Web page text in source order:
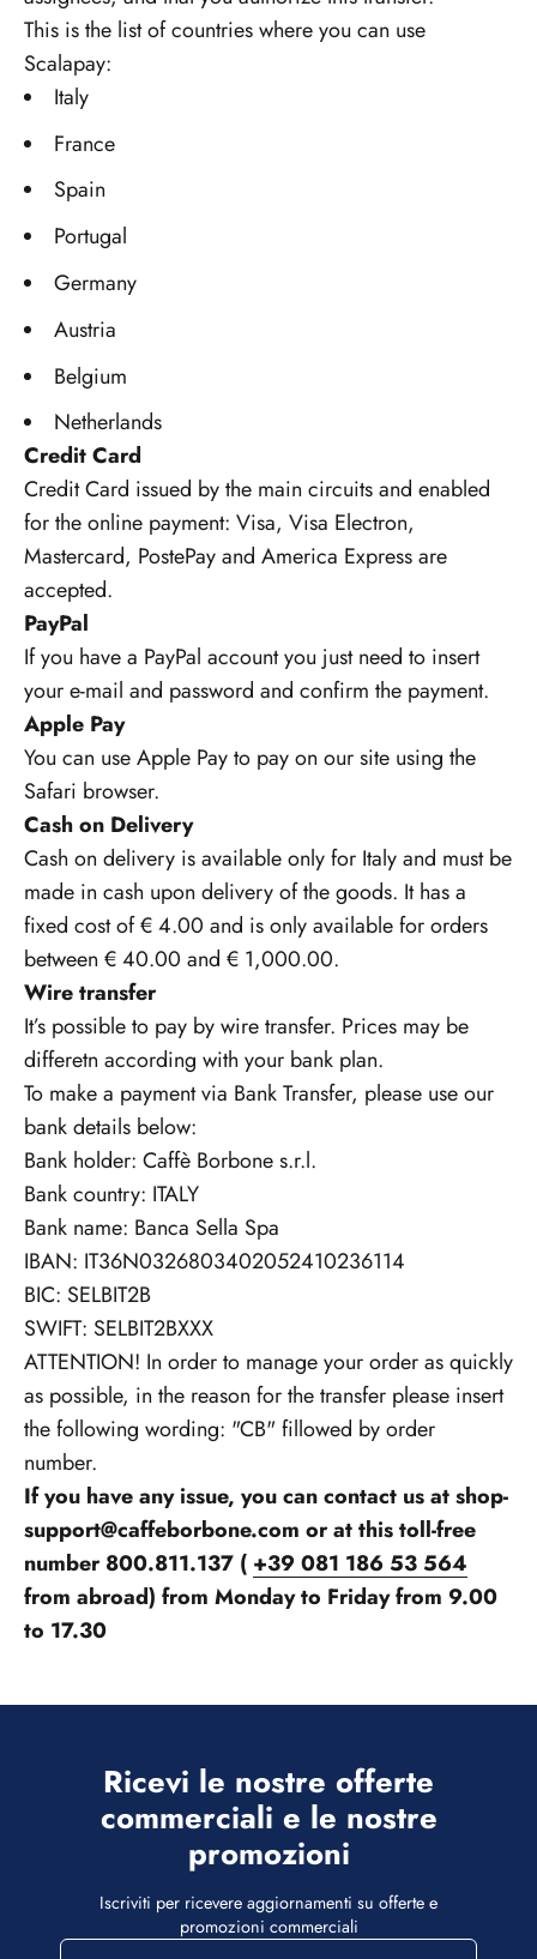
This is the list of countries where you can use
Scalapay:
Italy
France
Spain
Portugal
Germany
Austria
Belgium
Netherlands
Credit Card
Credit Card issued by the main circuits and enabled
for the online payment: Visa, Visa Electron,
Mastercard, PostePay and America Express are
accepted.
PayPal
If you have a PayPal account you just need to insert
your e-mail and password and confirm the payment.
Apple Pay
You can use Apple Pay to pay on our site using the
Safari browser.
Cash on Delivery
Cash on delivery is available only for Italy and must be
made in cash upon delivery of the goods. It has a
fixed cost of € 4.00 and is only available for orders
between € 40.00 and € 1,000.00.
Wire transfer
It’s possible to pay by wire transfer. Prices may be
differetn according with your bank plan.
To make a payment via Bank Transfer, please use our
bank details below:
Bank holder: Caffè Borbone s.r.l.
Bank country: ITALY
Bank name: Banca Sella Spa
IBAN: IT36N0326803402052410236114
BIC: SELBIT2B
SWIFT: SELBIT2BXXX
ATTENTION! In order to manage your order as quickly
as possible, in the reason for the transfer please insert
the following wording: "CB" fillowed by order
number.
If you have any issue, you can contact us at shop-
support@caffeborbone.com or at this toll-free
number 800.811.137 ( +39 081 186 53 564
from abroad) from Monday to Friday from 9.00
to 17.30
Ricevi le nostre offerte
commerciali e le nostre
promozioni
Iscriviti per ricevere aggiornamenti su offerte e
promozioni commerciali